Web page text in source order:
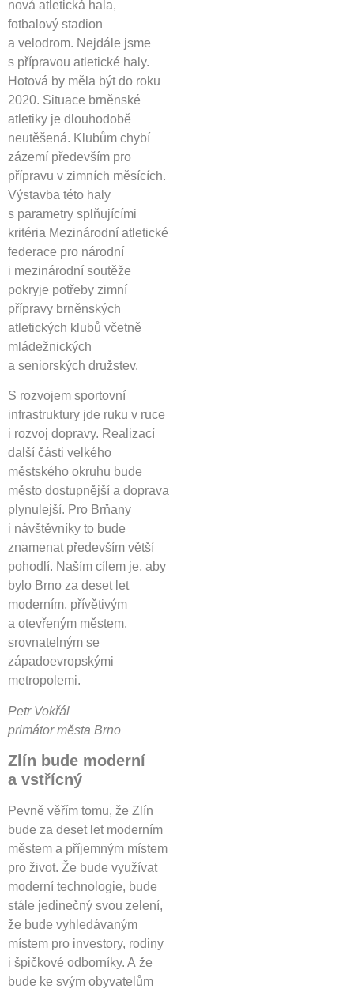
nová atletická hala,
fotbalový stadion
a velodrom. Nejdále jsme
s přípravou atletické haly.
Hotová by měla být do roku
2020. Situace brněnské
atletiky je dlouhodobě
neutěšená. Klubům chybí
zázemí především pro
přípravu v zimních měsících.
Výstavba této haly
s parametry splňujícími
kritéria Mezinárodní atletické
federace pro národní
i mezinárodní soutěže
pokryje potřeby zimní
přípravy brněnských
atletických klubů včetně
mládežnických
a seniorských družstev.
S rozvojem sportovní
infrastruktury jde ruku v ruce
i rozvoj dopravy. Realizací
další části velkého
městského okruhu bude
město dostupnější a doprava
plynulejší. Pro Brňany
i návštěvníky to bude
znamenat především větší
pohodlí. Naším cílem je, aby
bylo Brno za deset let
moderním, přívětivým
a otevřeným městem,
srovnatelným se
západoevropskými
metropolemi.
Petr Vokřál
primátor města Brno
Zlín bude moderní
a vstřícný
Pevně věřím tomu, že Zlín
bude za deset let moderním
městem a příjemným místem
pro život. Že bude využívat
moderní technologie, bude
stále jedinečný svou zelení,
že bude vyhledávaným
místem pro investory, rodiny
i špičkové odborníky. A že
bude ke svým obyvatelům